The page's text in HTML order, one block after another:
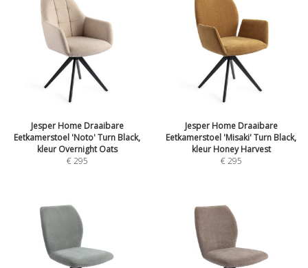
Jesper Home Draaibare
Eetkamerstoel 'Noto' Turn Black,
kleur Overnight Oats
€295
Jesper Home Draaibare
Eetkamerstoel 'Misaki' Turn Black,
kleur Honey Harvest
€295